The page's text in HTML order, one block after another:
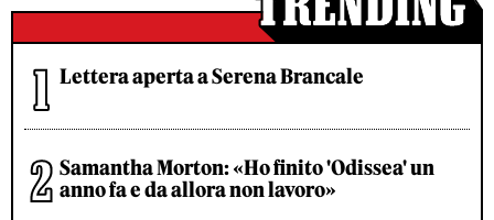
Lettera aperta a Serena Brancale
Samantha Morton: «Ho finito 'Odissea' un
anno fa e da allora non lavoro»